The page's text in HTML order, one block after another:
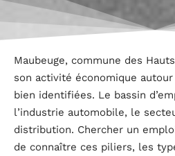
Maubeuge, commune des
son activité économique
bien identifiées. Le bassin
l’industrie automobile, le
distribution. Chercher un
de connaître ces piliers, les